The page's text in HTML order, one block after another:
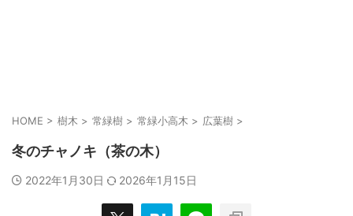
HOME > 樹木 > 常緑樹 > 常緑小高木 > 広葉樹 >
冬のチャノキ（茶の木）
2022年1月30日 2026年1月15日